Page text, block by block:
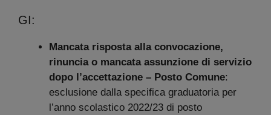
GI:
Mancata risposta alla convocazione,
rinuncia o mancata assunzione di servizio
dopo l’accettazione – Posto Comune:
esclusione dalla specifica graduatoria per
l’anno scolastico 2022/23 di posto